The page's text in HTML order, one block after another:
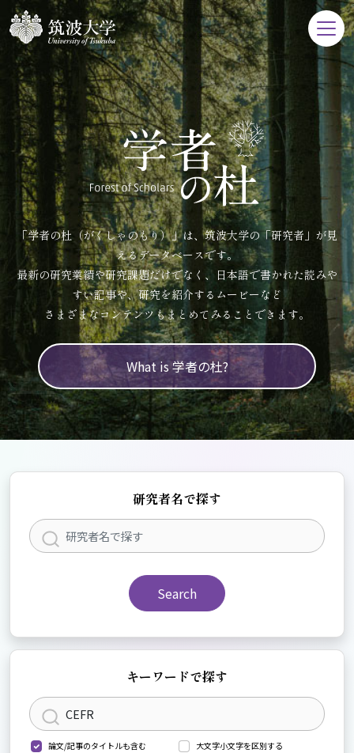
「学者の杜（がくしゃのもり）」は、筑波大学の「研究者」が見
えるデータベースです。
最新の研究業績や研究課題だけでなく、日本語で書かれた読みや
すい記事や、研究を紹介するムービーなど
さまざまなコンテンツもまとめてみることできます。
What is 学者の杜?
研究者名で探す
Search
キーワードで探す
論文/記事のタイトルも含む 大文字小文字を区別する